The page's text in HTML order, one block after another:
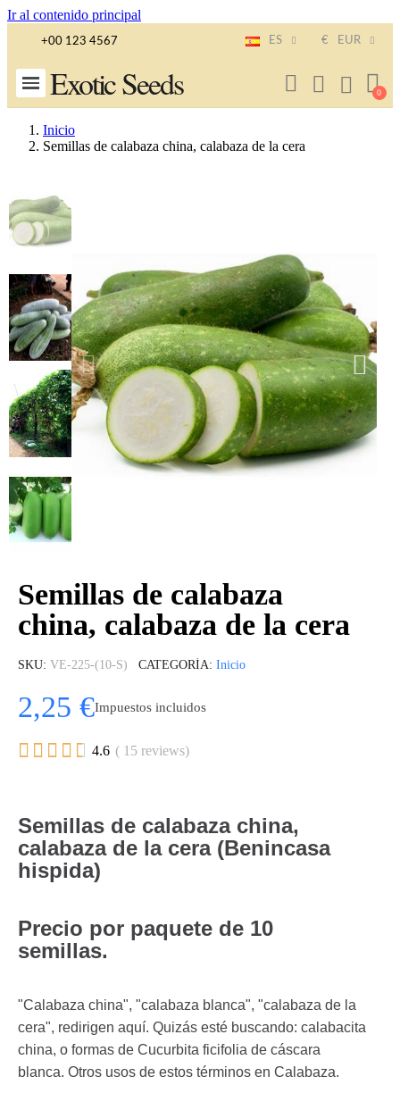
Ir al contenido principal
+00 123 4567 ES € EUR
Exotic Seeds
Inicio
Semillas de calabaza china, calabaza de la cera
Semillas de calabaza
china, calabaza de la cera
SKU VE-225-(10-S) CATEGORÍA Inicio
2,25 €Impuestos incluidos
     4.6 ( 15 reviews)
Semillas de calabaza china,
calabaza de la cera (Benincasa
hispida)
Precio por paquete de 10
semillas.
"Calabaza china", "calabaza blanca", "calabaza de la
cera", redirigen aquí. Quizás esté buscando: calabacita
china, o formas de Cucurbita ficifolia de cáscara
blanca. Otros usos de estos términos en Calabaza.